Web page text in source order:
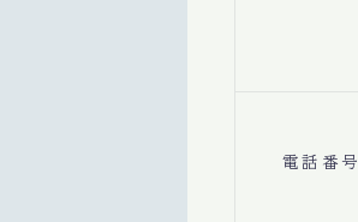
電話番号